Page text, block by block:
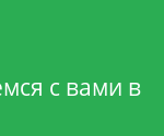
с вами в